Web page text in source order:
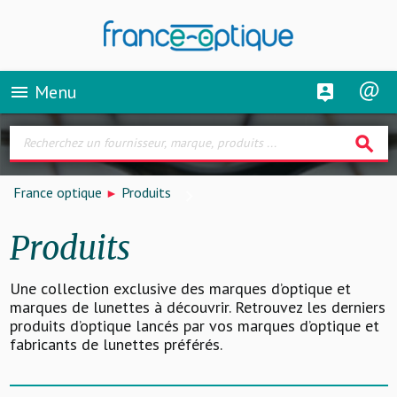
menu Menu
search
France optique Produits
Produits
Une collection exclusive des marques d’optique et
marques de lunettes à découvrir. Retrouvez les derniers
produits d’optique lancés par vos marques d’optique et
fabricants de lunettes préférés.